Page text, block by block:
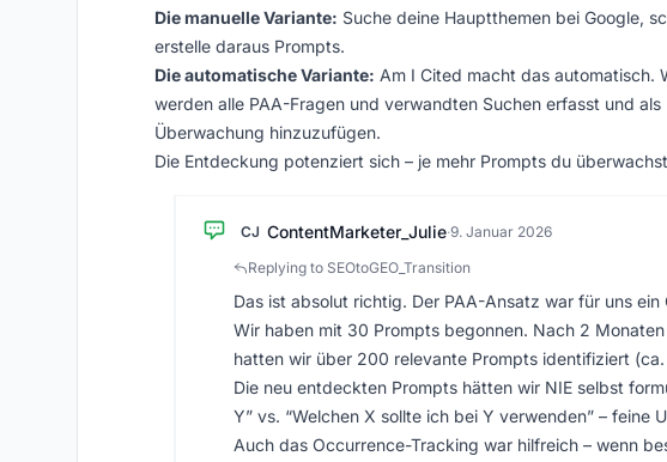
Die manuelle Variante: Suche deine Hauptthemen bei Google,
erstelle daraus Prompts.
Die automatische Variante: Am I Cited macht das automatisch.
werden alle PAA-Fragen und verwandten Suchen erfasst und
Überwachung hinzuzufügen.
Die Entdeckung potenziert sich – je mehr Prompts du
CJ ContentMarketer_Julie·9. Januar 2026
Replying to SEOtoGEO_Transition
Das ist absolut richtig. Der PAA-Ansatz war für uns ein
Wir haben mit 30 Prompts begonnen. Nach 2
hatten wir über 200 relevante Prompts identifiziert
Die neu entdeckten Prompts hätten wir NIE selbst
Y” vs. “Welchen X sollte ich bei Y verwenden” – feine
Auch das Occurrence-Tracking war hilfreich – wenn